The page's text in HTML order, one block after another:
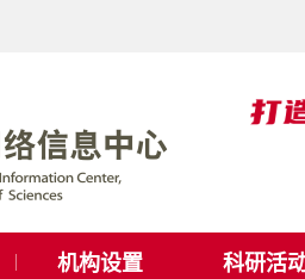
机构设置 科研活